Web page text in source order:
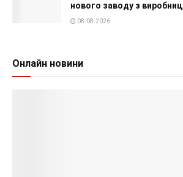
нового заводу з
08.08.2026
Онлайн новини